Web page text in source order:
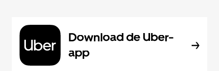
Download de Uber-
app